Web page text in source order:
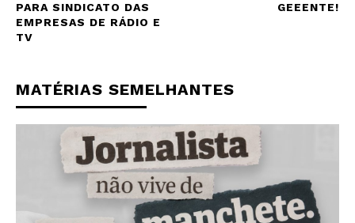
PARA SINDICATO DAS
EMPRESAS DE RÁDIO E
TV
GEEENTE!
MATÉRIAS SEMELHANTES